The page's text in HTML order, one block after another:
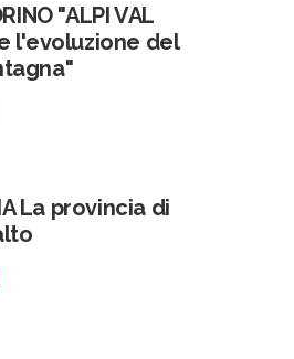
"ALPI VAL
l'evoluzione del
La provincia di